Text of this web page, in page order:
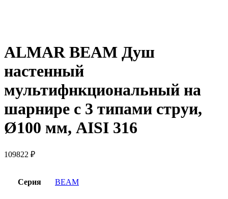
ALMAR BEAM Душ
настенный
мультифнкциональный на
шарнире с 3 типами струи,
Ø100 мм, AISI 316
109822 ₽
Серия BEAM